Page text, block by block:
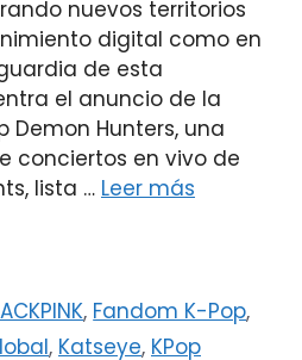
nuevos territorios
digital como en
de esta
el anuncio de la
Demon Hunters, una
conciertos en vivo de
lista … Leer más
, Fandom K-Pop,
, Katseye, KPop